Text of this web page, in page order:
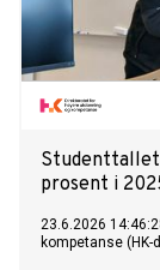
Studenttallet
prosent i
23.6.2026
kompetanse (HK-